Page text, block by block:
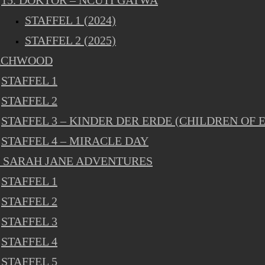
STAFFEL 1 (2024)
STAFFEL 2 (2025)
STAFFEL 1
STAFFEL 2
STAFFEL 3 – KINDER DER ERDE (CHILDREN OF
STAFFEL 4 – MIRACLE DAY
SARAH JANE ADVENTURES
STAFFEL 1
STAFFEL 2
STAFFEL 3
STAFFEL 4
STAFFEL 5